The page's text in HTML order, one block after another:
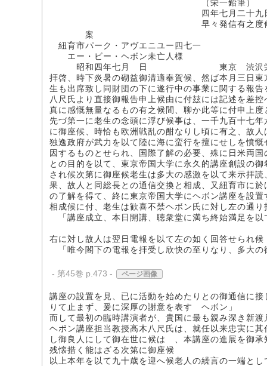
（栄一鉛筆）
四年七月二十九日
早々発信有之度候
案
紐育市パーク・アヴエニユー四七一
エー・ビー・ヘボン未亡人様
昭和四年七月 日 東京 渋沢
拝啓、時下炎暑の砌益御清適奉賀候、然ば本月三日
生も出席致し同財団の下に遂行中の事業に関する報
八尺氏より直接御報告申上候由に付玆には記述を差
真に感慨無量なるもの有之候間、聊か此等に付申上度
先づ第一に老生の念頭に浮び候事は、一千九百十七
に御座候、時恰も欧洲戦乱の酣なりし頃に有之、故
独逸政府が武力を以て陸に海に蛮行を擅にせしを憤
因するものとせられ、国際了解の必要、殊に日米両
との目的を以て、東京帝国大学に永久的講座創設の
され候次第に御座候老生は多大の感激を以て来示拝
果、故人と同総長との通信交換と相成、又紐育市に
の了解を得て、終に東京帝国大学にヘボン講座を設
相成候に付、老生は歓喜不禁ヘボン氏に対し左の通り
「講座成立、本日開講、聴衆堂に満ち終始満足を以
右に対し故人は翌日電報を以て左の如く回答せられ候
「唯今閣下の電報を拝受し欣快の至りなり、多大の
- 第45巻 p.473 - ページ画像
講座の設置を見、已に活動を始めたりとの御通信に
りて止まず、爰に深厚の謝意を表す ヘボン」
而して最初の臨時講演者が、貴国に最も親み深き新
ヘボン講座担当教授高木八尺氏は、就任以来忠実に
し御良人にして御在世に候はゞ、本講座の進展を御
残懐措く能はざる次第に御座候
以上本年を以て九十歳を迎へ候老人の繰言の一端と